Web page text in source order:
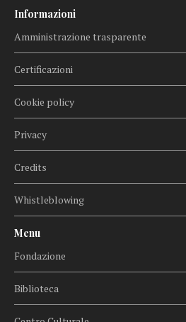
Informazioni
Amministrazione trasparente
Certificazioni
Cookie policy
Privacy
Credits
Whistleblowing
Menu
Fondazione
Biblioteca